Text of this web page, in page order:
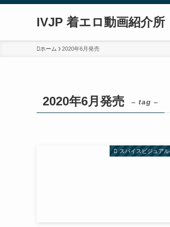
IVJP 着エロ動画紹介所
ホーム 2020年6月発売
2020年6月発売 – tag –
スパイスビジュアル